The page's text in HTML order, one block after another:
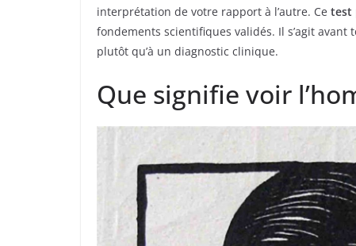
interprétation de votre rapport à l’autre. Ce test
fondements scientifiques validés. Il s’agit
plutôt qu’à un diagnostic clinique.
Que signifie voir